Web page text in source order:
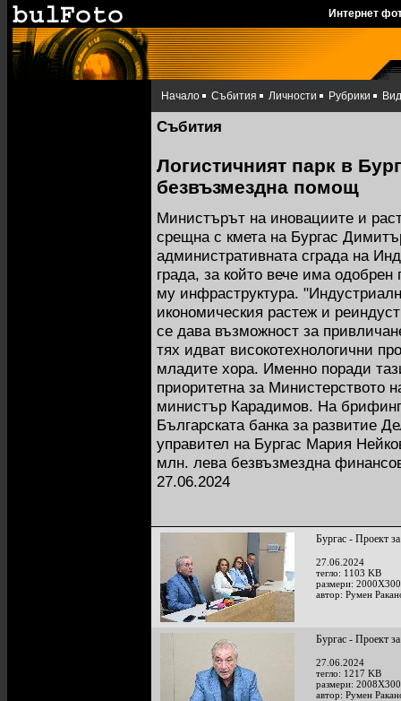
Интернет
Начало Събития Личности Рубрики
Събития
Логистичният парк в
безвъзмездна помощ
Министърът на иновациите и
срещна с кмета на Бургас
административната сграда на
града, за който вече има одобрен
му инфраструктура.
икономическия растеж и
се дава възможност за
тях идват високотехнологични
младите хора. Именно поради
приоритетна за Министерството
министър Карадимов. На
Българската банка за развитие
управител на Бургас Мария
млн. лева безвъзмездна
27.06.2024
Бургас - Проект
27.06.2024
тегло: 1103 KB
размери:
автор: Румен
Бургас - Проект
27.06.2024
тегло: 1217 KB
размери:
автор: Румен